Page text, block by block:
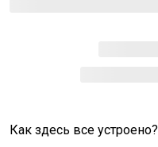
Как здесь все устроено?